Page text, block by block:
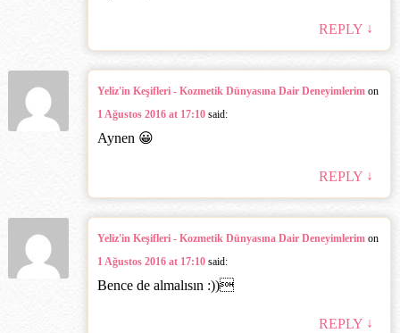
REPLY ↓
Yeliz'in Keşifleri - Kozmetik Dünyasına Dair Deneyimlerim on
1 Ağustos 2016 at 17:10 said:
Aynen 😀
REPLY ↓
Yeliz'in Keşifleri - Kozmetik Dünyasına Dair Deneyimlerim on
1 Ağustos 2016 at 17:10 said:
Bence de almalısın :))‎
REPLY ↓